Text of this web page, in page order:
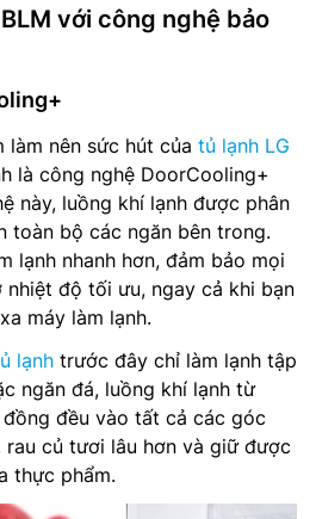
với công nghệ bảo
nên sức hút của tủ lạnh LG
là công nghệ DoorCooling+
này, luồng khí lạnh được phân
toàn bộ các ngăn bên trong.
lạnh nhanh hơn, đảm bảo mọi
độ tối ưu, ngay cả khi bạn
máy làm lạnh.
lạnh trước đây chỉ làm lạnh tập
ngăn đá, luồng khí lạnh từ
đều vào tất cả các góc
củ tươi lâu hơn và giữ được
thực phẩm.